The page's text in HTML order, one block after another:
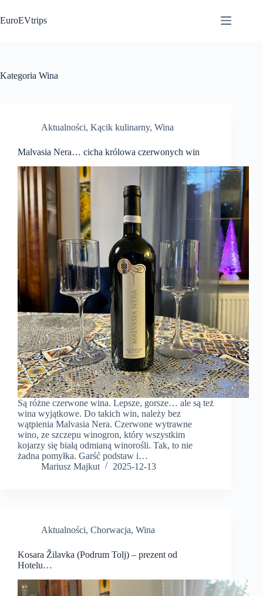
do
treści
EuroEVtrips
Kategoria Wina
Aktualności, Kącik kulinarny, Wina
Malvasia Nera… cicha królowa czerwonych win
Są różne czerwone wina. Lepsze, gorsze… ale są też
wina wyjątkowe. Do takich win, należy bez
wątpienia Malvasia Nera. Czerwone wytrawne
wino, ze szczepu winogron, który wszystkim
kojarzy się białą odmianą winorośli. Tak, to nie
żadna pomyłka. Garść podstaw i…
Mariusz Majkut
2025-12-13
Aktualności, Chorwacja, Wina
Kosara Žilavka (Podrum Tolj) – prezent od
Hotelu…